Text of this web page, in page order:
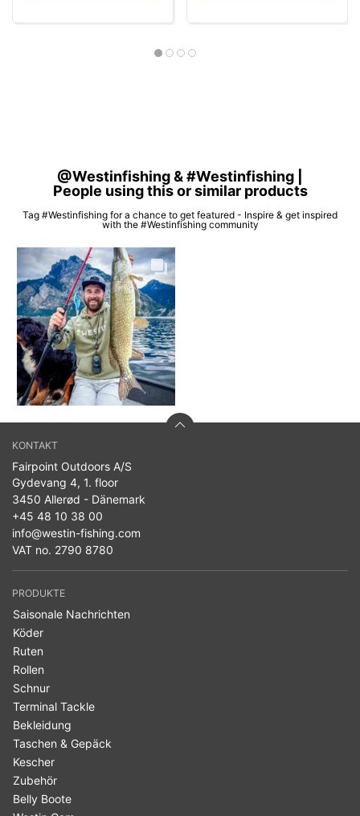
@Westinfishing & #Westinfishing |
People using this or similar products
Tag #Westinfishing for a chance to get featured - Inspire & get inspired
with the #Westinfishing community
KONTAKT
Fairpoint Outdoors A/S
Gydevang 4, 1. floor
3450 Allerød - Dänemark
+45 48 10 38 00
info@westin-fishing.com
VAT no. 2790 8780
PRODUKTE
Saisonale Nachrichten
Köder
Ruten
Rollen
Schnur
Terminal Tackle
Bekleidung
Taschen & Gepäck
Kescher
Zubehör
Belly Boote